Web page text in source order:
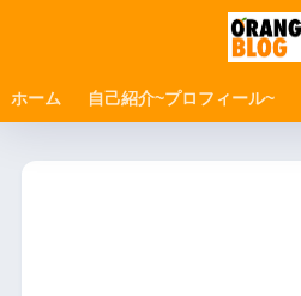
ホーム 自己紹介~プロフィール~